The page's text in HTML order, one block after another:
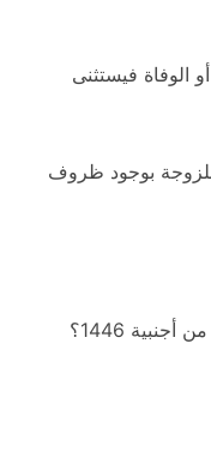
الطلاق أو الوفاة فيستثنى
بوجود ظروف
والجدير بالذكر أن هذه الشروط تختلف باختلاف حالة الزوجة الأجنبية، فما هي شروط زواج سعودي من أجنبية 1446؟